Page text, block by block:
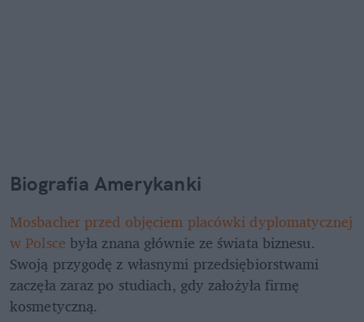
Biografia Amerykanki
Mosbacher przed objęciem placówki dyplomatycznej
w Polsce była znana głównie ze świata biznesu.
Swoją przygodę z własnymi przedsiębiorstwami
zaczęła zaraz po studiach, gdy założyła firmę
kosmetyczną.